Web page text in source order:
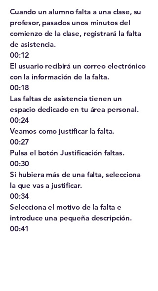
Cuando un alumno falta a una clase, su
profesor, pasados unos minutos del
comienzo de la clase, registrará la falta
de asistencia.
00:12
El usuario recibirá un correo electrónico
con la información de la falta.
00:18
Las faltas de asistencia tienen un
espacio dedicado en tu área personal.
00:24
Veamos como justificar la falta.
00:27
Pulsa el botón Justificación faltas.
00:30
Si hubiera más de una falta, selecciona
la que vas a justificar.
00:34
Selecciona el motivo de la falta e
introduce una pequeña descripción.
00:41